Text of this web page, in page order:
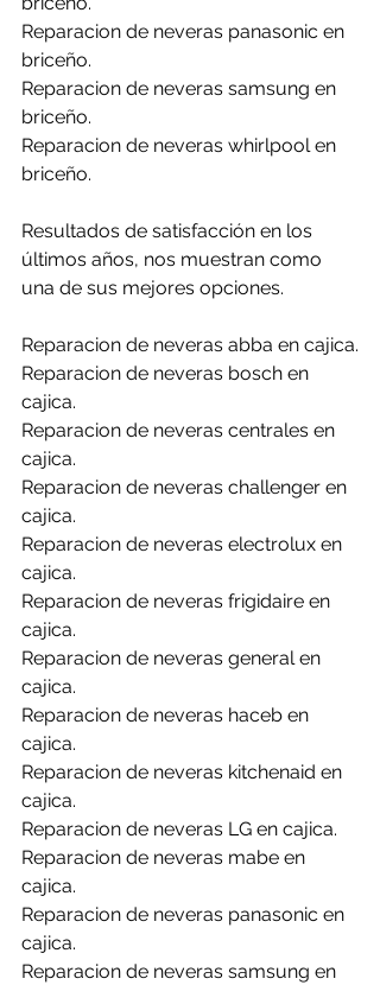
Reparacion de neveras panasonic en
briceño.
Reparacion de neveras samsung en
briceño.
Reparacion de neveras whirlpool en
briceño.
Resultados de satisfacción en los
últimos años, nos muestran como
una de sus mejores opciones.
Reparacion de neveras abba en cajica.
Reparacion de neveras bosch en
cajica.
Reparacion de neveras centrales en
cajica.
Reparacion de neveras challenger en
cajica.
Reparacion de neveras electrolux en
cajica.
Reparacion de neveras frigidaire en
cajica.
Reparacion de neveras general en
cajica.
Reparacion de neveras haceb en
cajica.
Reparacion de neveras kitchenaid en
cajica.
Reparacion de neveras LG en cajica.
Reparacion de neveras mabe en
cajica.
Reparacion de neveras panasonic en
cajica.
Reparacion de neveras samsung en